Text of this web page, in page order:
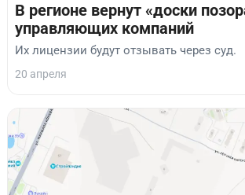
В регионе вернут «доски
управляющих компаний
Их лицензии будут отзывать через суд.
20 апреля